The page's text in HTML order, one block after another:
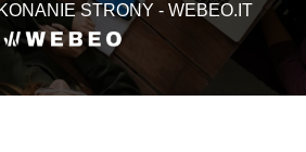
STRONY - WEBEO.IT